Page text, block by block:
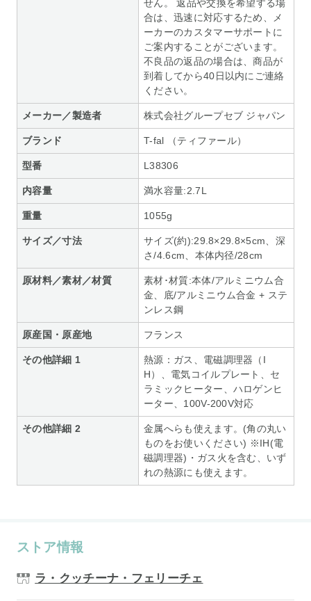
せん。 返品や交換を希望する場
合は、迅速に対応するため、メ
ーカーのカスタマーサポートに
ご案内することがございます。
不良品の返品の場合は、商品が
到着してから40日以内にご連絡
ください。
メーカー／製造者 株式会社グループセブ ジャパン
ブランド T-fal （ティファール）
型番 L38306
内容量 満水容量:2.7L
重量 1055g
サイズ／寸法
サイズ(約):29.8×29.8×5cm、深
さ/4.6cm、本体内径/28cm
原材料／素材／材質
素材･材質:本体/アルミニウム合
金、底/アルミニウム合金 + ステ
ンレス鋼
原産国・原産地 フランス
その他詳細 1
熱源：ガス、電磁調理器（I
H）、電気コイルプレート、セ
ラミックヒーター、ハロゲンヒ
ーター、100V-200V対応
その他詳細 2
金属へらも使えます。(角の丸い
ものをお使いください) ※IH(電
磁調理器)・ガス火を含む、いず
れの熱源にも使えます。
ストア情報
ラ・クッチーナ・フェリーチェ